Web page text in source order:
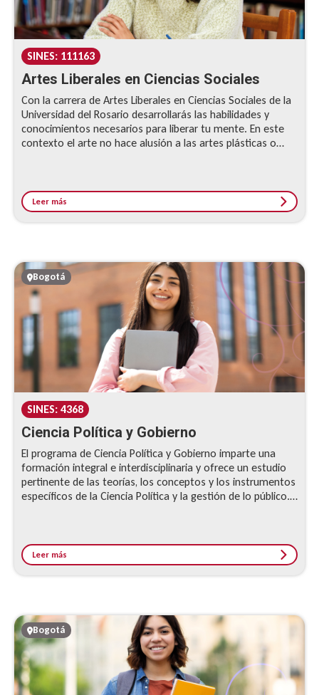
SINES: 111163
Artes Liberales en Ciencias Sociales
Con la carrera de Artes Liberales en Ciencias Sociales de la
Universidad del Rosario desarrollarás las habilidades y
conocimientos necesarios para liberar tu mente. En este
contexto el arte no hace alusión a las artes plásticas o
Leer más
Bogotá
SINES: 4368
Ciencia Política y Gobierno
El programa de Ciencia Política y Gobierno imparte una
formación integral e interdisciplinaria y ofrece un estudio
pertinente de las teorías, los conceptos y los instrumentos
específicos de la Ciencia Política y la gestión de lo público.
Leer más
Bogotá